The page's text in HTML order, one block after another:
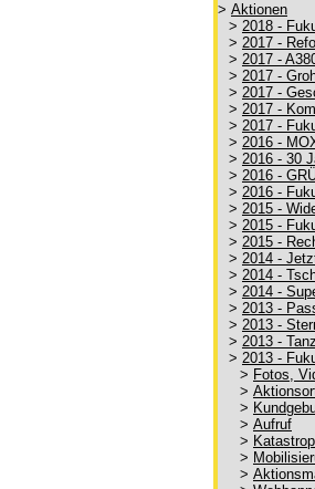
> Aktionen
> 2018 -
> 2017 -
> 2017 -
> 2017 -
> 2017 -
> 2017 -
> 2017 -
> 2016 -
> 2016 - 30
> 2016 -
> 2016 -
> 2015 -
> 2015 -
> 2015 -
> 2014 -
> 2014 -
> 2014 -
> 2013 -
> 2013 -
> 2013 -
> 2013 -
> Fotos,
>
>
> Aufruf
>
>
>